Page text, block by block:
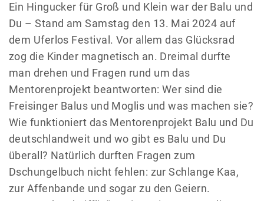
Ein Hingucker für Groß und Klein war der Balu und
Du – Stand am Samstag den 13. Mai 2024 auf
dem Uferlos Festival. Vor allem das Glücksrad
zog die Kinder magnetisch an. Dreimal durfte
man drehen und Fragen rund um das
Mentorenprojekt beantworten: Wer sind die
Freisinger Balus und Moglis und was machen sie?
Wie funktioniert das Mentorenprojekt Balu und Du
deutschlandweit und wo gibt es Balu und Du
überall? Natürlich durften Fragen zum
Dschungelbuch nicht fehlen: zur Schlange Kaa,
zur Affenbande und sogar zu den Geiern.